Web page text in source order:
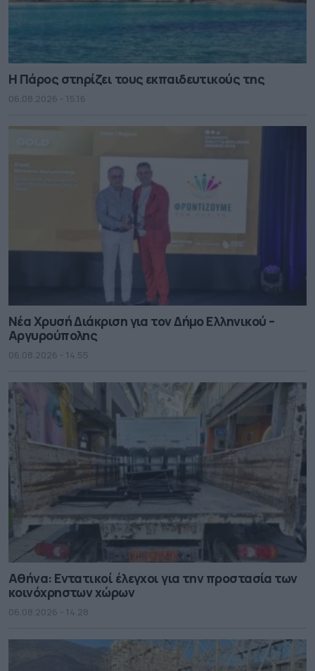
Η Πάρος στηρίζει τους εκπαιδευτικούς της
06.08.2026 - 15.16
Νέα Χρυσή Διάκριση για τον Δήμο Ελληνικού –
Αργυρούπολης
06.08.2026 - 14.55
Αθήνα: Εντατικοί έλεγχοι για την προστασία των
κοινόχρηστων χώρων
06.08.2026 - 14.28